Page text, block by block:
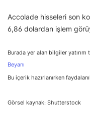
Accolade hisseleri son
6,86 dolardan işlem
Burada yer alan bilgiler
Beyanı
Bu içerik hazırlanırken
Görsel kaynak: Shutterstock